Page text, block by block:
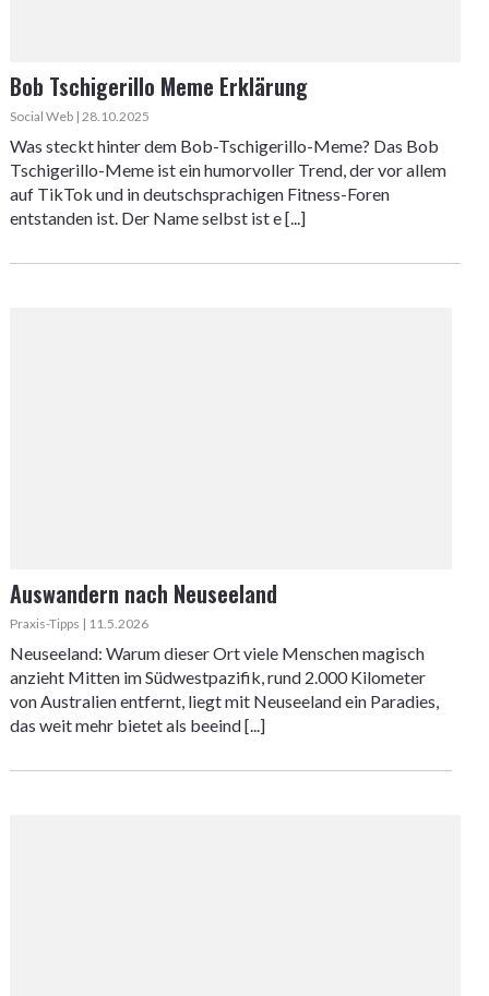
Bob Tschigerillo Meme Erklärung
Social Web | 28.10.2025
Was steckt hinter dem Bob-Tschigerillo-Meme? Das Bob
Tschigerillo-Meme ist ein humorvoller Trend, der vor allem
auf TikTok und in deutschsprachigen Fitness-Foren
entstanden ist. Der Name selbst ist e [...]
Auswandern nach Neuseeland
Praxis-Tipps | 11.5.2026
Neuseeland: Warum dieser Ort viele Menschen magisch
anzieht Mitten im Südwestpazifik, rund 2.000 Kilometer
von Australien entfernt, liegt mit Neuseeland ein Paradies,
das weit mehr bietet als beeind [...]